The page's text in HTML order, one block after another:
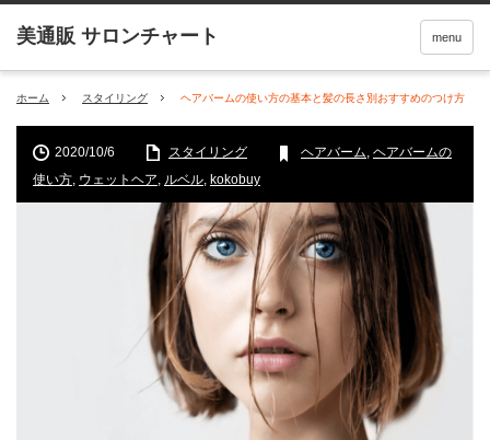
menu
ホーム スタイリング ヘアバームの使い方の基本と髪の長さ別おすすめのつけ方
2020/10/6 スタイリング ヘアバーム, ヘアバームの
使い方, ウェットヘア, ルベル, kokobuy